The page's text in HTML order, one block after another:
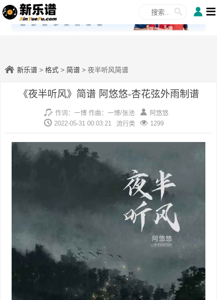
✕
新乐谱 > 格式 > 简谱 > 夜半听风简谱
《夜半听风》简谱 阿悠悠-杏花弦外雨制谱
作词：一博 作曲：一博/张池
阿悠悠
2022-05-31 00:03:21
流行类 1299